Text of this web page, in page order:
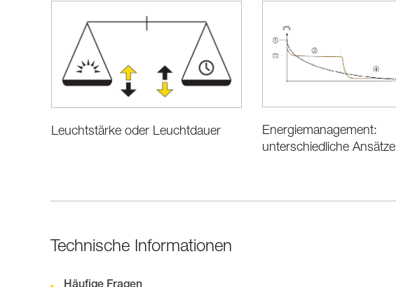
Leuchtstärke oder Leuchtdauer
Energiemanagement:
unterschiedliche Ansätze
Technische Informationen